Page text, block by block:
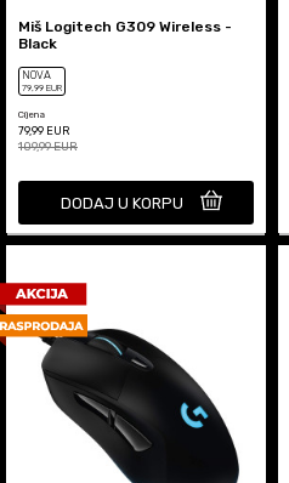
Miš Logitech G309 Wireless -
Black
NOVA
79,99 EUR
Cijena
79,99 EUR
109,99EUR
DODAJ U KORPU